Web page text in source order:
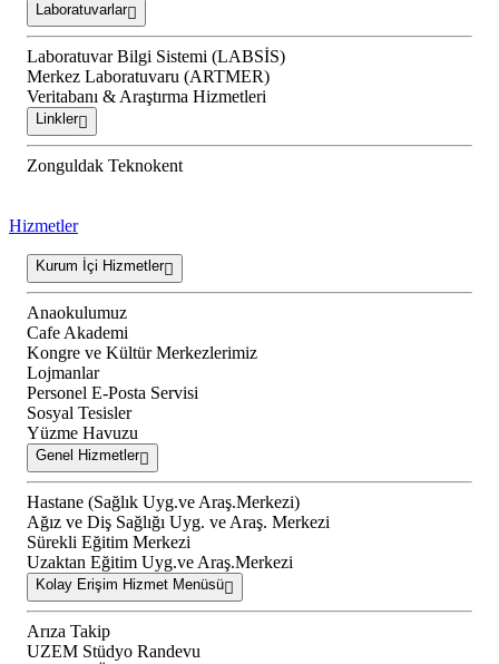
Laboratuvarlar
Laboratuvar Bilgi Sistemi (LABSİS)
Merkez Laboratuvaru (ARTMER)
Veritabanı & Araştırma Hizmetleri
Linkler
Zonguldak Teknokent
Hizmetler
Kurum İçi Hizmetler
Anaokulumuz
Cafe Akademi
Kongre ve Kültür Merkezlerimiz
Lojmanlar
Personel E-Posta Servisi
Sosyal Tesisler
Yüzme Havuzu
Genel Hizmetler
Hastane (Sağlık Uyg.ve Araş.Merkezi)
Ağız ve Diş Sağlığı Uyg. ve Araş. Merkezi
Sürekli Eğitim Merkezi
Uzaktan Eğitim Uyg.ve Araş.Merkezi
Kolay Erişim Hizmet Menüsü
Arıza Takip
UZEM Stüdyo Randevu